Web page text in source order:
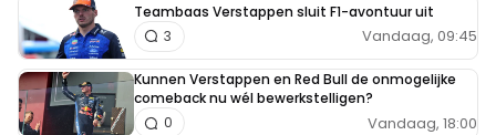
Teambaas Verstappen sluit F1-avontuur uit
Vandaag, 09:45
3
Kunnen Verstappen en Red Bull de onmogelijke
comeback nu wél bewerkstelligen?
Vandaag, 18:00
0